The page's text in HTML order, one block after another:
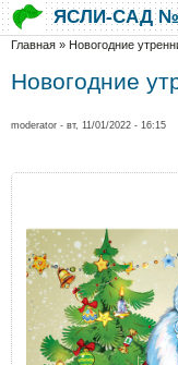
Перейти к основному
Skip to searchЯСЛИ-САД
Вы здесь
Главная » Новогодние
Новогодние
moderator - вт, 11/01/2022 - 16:15